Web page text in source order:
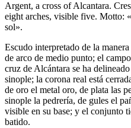
Argent, a cross of Alcantara.
eight arches, visible five. Motto:
sol».
Escudo interpretado de la
de arco de medio punto; el
cruz de Alcántara se ha
sinople; la corona real está
de oro el metal oro, de plata las
sinople la pedrería, de gules el
visible en su base; y el conjunto
batido.